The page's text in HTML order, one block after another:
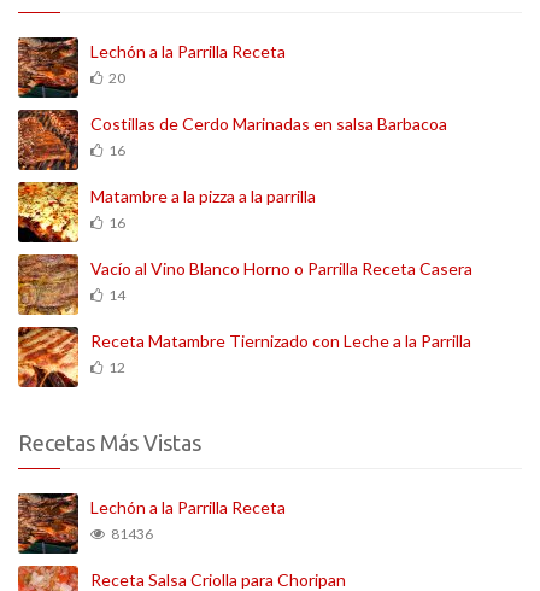
Lechón a la Parrilla Receta
20
Costillas de Cerdo Marinadas en salsa Barbacoa
16
Matambre a la pizza a la parrilla
16
Vacío al Vino Blanco Horno o Parrilla Receta Casera
14
Receta Matambre Tiernizado con Leche a la Parrilla
12
Recetas Más Vistas
Lechón a la Parrilla Receta
81436
Receta Salsa Criolla para Choripan